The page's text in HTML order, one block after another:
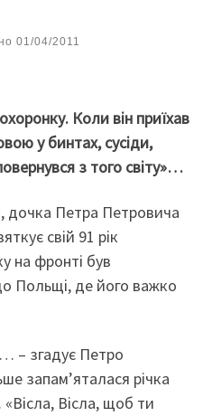
01/04/2011
Коли він приїхав
у бинтах, сусіди,
з того світу»…
дочка Петра Петровича
свій 91 рік
на фронті був
Польщі, де його важко
– згадує Петро
запам’яталася річка
Вісла, щоб ти